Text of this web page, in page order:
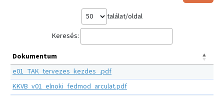
találat/oldal
Keresés:
Dokumentum
e01_TAK_tervezes_kezdes_.pdf
KKVB_v01_elnoki_fedmod_arculat.pdf